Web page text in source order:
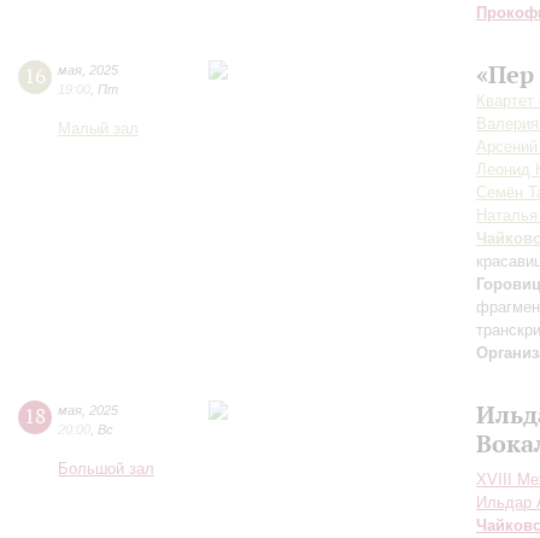
16 мая 2025
19:00 Пт
Малый зал
«Пер
Леонид
Семён
Горовиц
18 мая 2025
20:00 Вс
Большой зал
XVIII
Ильдар